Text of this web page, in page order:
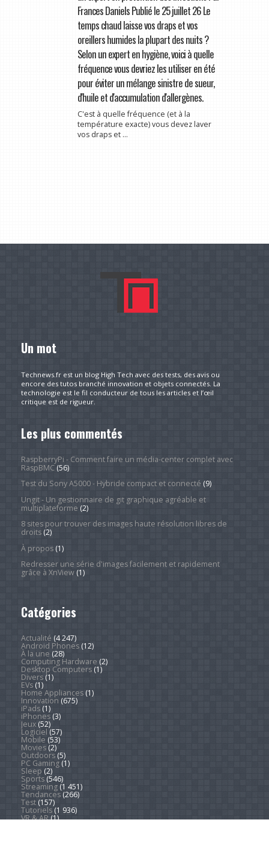
Frances Daniels Publié le 25 juillet 26 Le
temps chaud laisse vos draps et vos
oreillers humides la plupart des nuits ?
Selon un expert en hygiène, voici à quelle
fréquence vous devriez les utiliser en été
pour éviter un mélange sinistre de sueur,
d'huile et d'accumulation d'allergènes.
C'est à quelle fréquence (et à la
température exacte) vous devez laver
vos draps et ...
Un mot
Technews.fr est un blog High Tech avec des tests, des avis ou
encore des tutos branché innovation et objets connectés. La
technologie est le fil conducteur de tous les articles et l’œil
critique est de rigueur.
Les plus commentés
RaspberryPi - Comment faire un média-center complet avec
RaspBMC(56)
Test du Sony A5000 - Hybride compact et connecté (9)
Ungit - Un gestionnaire de git graphique agréable et
multiplateforme (2)
8 sites pour trouver des images haute résolution libres de
droits(2)
À propos(1)
Redresser une série d'images facilement et rapidement
grâce à XnView(1)
Catégories
Actualité (4 247)
Android Phones(12)
À la une (28)
Computing Hardware (2)
Desktop Computers(1)
Divers(1)
EVs(1)
Home Appliances(1)
Innovation (675)
iPads(1)
iPhones(3)
Jeux(52)
Logiciel (57)
Mobile (53)
Movies(2)
Outdoors(5)
PC Gaming(1)
Sleep (2)
Sports(546)
Streaming(1 451)
Tendances(266)
Test(157)
Tutoriels(1 936)
VR & AR(1)